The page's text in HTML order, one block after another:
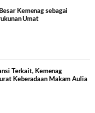
Kemenag sebagai
Umat
Terkait, Kemenag
Keberadaan Makam Aulia